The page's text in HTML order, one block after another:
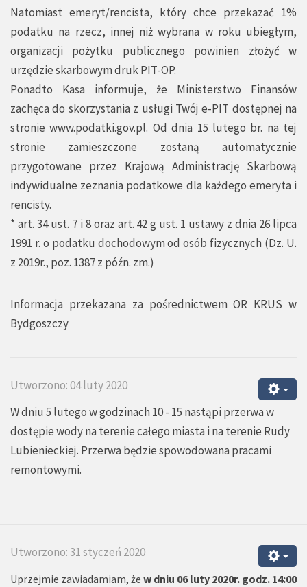
Natomiast emeryt/rencista, który chce przekazać 1%
podatku na rzecz, innej niż wybrana w roku ubiegłym,
organizacji pożytku publicznego powinien złożyć w
urzędzie skarbowym druk PIT-OP.
Ponadto Kasa informuje, że Ministerstwo Finansów
zachęca do skorzystania z usługi Twój e-PIT dostępnej na
stronie www.podatki.gov.pl. Od dnia 15 lutego br. na tej
stronie zamieszczone zostaną automatycznie
przygotowane przez Krajową Administrację Skarbową
indywidualne zeznania podatkowe dla każdego emeryta i
rencisty.
* art. 34 ust. 7 i 8 oraz art. 42 g ust. 1 ustawy z dnia 26 lipca
1991 r. o podatku dochodowym od osób fizycznych (Dz. U.
z 2019r., poz. 1387 z późn. zm.)
Informacja przekazana za pośrednictwem OR KRUS w
Bydgoszczy
Utworzono: 04 luty 2020
W dniu 5 lutego w godzinach 10 - 15 nastąpi przerwa w
dostępie wody na terenie całego miasta i na terenie Rudy
Lubienieckiej. Przerwa będzie spowodowana pracami
remontowymi.
Utworzono: 31 styczeń 2020
Uprzejmie zawiadamiam, że w dniu 06 luty 2020r. godz. 14:00